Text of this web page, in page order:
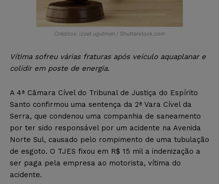
Créditos: izzet ugutmen / Shutterstock.com
Vítima sofreu várias fraturas após veículo aquaplanar e
colidir em poste de energia.
A 4ª Câmara Cível do Tribunal de Justiça do Espírito
Santo confirmou uma sentença da 2ª Vara Cível da
Serra, que condenou uma companhia de saneamento
por ter sido responsável por um acidente na Avenida
Norte Sul, causado pelo rompimento de uma tubulação
de esgoto. O TJES fixou em R$ 15 mil a indenização a
ser paga pela empresa ao motorista, vítima do
acidente.